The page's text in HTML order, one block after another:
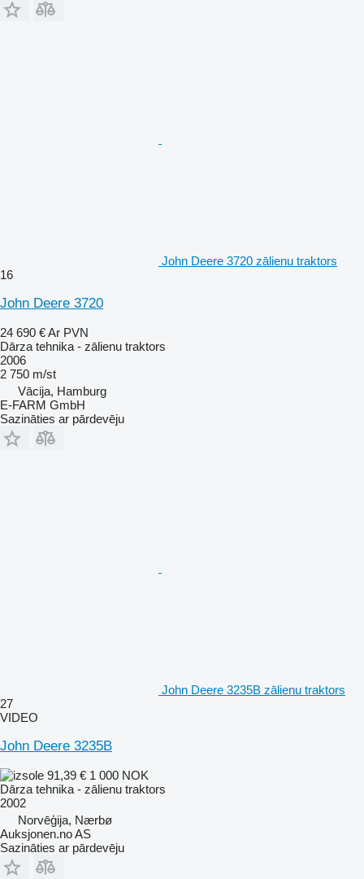
John Deere 3720 zālienu traktors
16
John Deere 3720
24 690 €Ar PVN
Dārza tehnika - zālienu traktors
2006
2 750 m/st
Vācija, Hamburg
E-FARM GmbH
Sazināties ar pārdevēju
John Deere 3235B zālienu traktors
27
VIDEO
John Deere 3235B
91,39 € 1 000 NOK
Dārza tehnika - zālienu traktors
2002
Norvēģija, Nærbø
Auksjonen.no AS
Sazināties ar pārdevēju